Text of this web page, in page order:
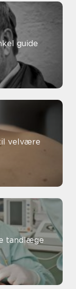
guide
velvære
tandlæge